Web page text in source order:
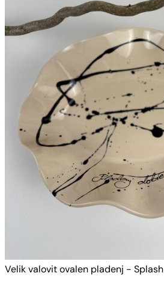
Velik valovit ovalen pladenj - Splash